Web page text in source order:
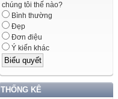
chúng tôi thế nào?
Bình thường
Đẹp
Đơn điệu
Ý kiến khác
THỐNG KÊ